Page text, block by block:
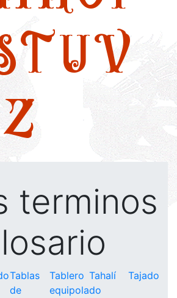
TUV
Z
terminos
Tablas
de
Tablero
equipolado
Tahalí Tajado